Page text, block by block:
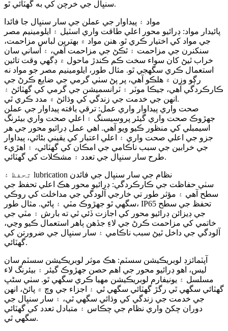
سنڀال جي خرچن کي به گھٽائي ٿو.
مواد ۽ پيداوار جي عملن جي سار سنڀال جا فائدا
پائيدار مواد: ڊرائيو محور اعلي طاقت واري اسٽيل ۽ ايلومينيم مصر
جي مواد کي اختيار ڪري ٿو. هنن مواد ۾ بهترين لباس مزاحمت،
سنکنرن جي مزاحمت ۽ ٿڪڻ جي مزاحمت آهي، ۽ آساني سان
خراب ٿيڻ کان سواء سخت ڪم ڪندڙ ماحول ۾ ڊگهي وقت تائين
استعمال ڪري سگهجي ٿو. مثال طور، ايلومينيم مصر جو مواد نه
رڳو وزن ۾ هلڪو آهي، پر پڻ سٺي گرمي جي ضايع ڪرڻ جي
ڪارڪردگي آهي، جيڪا موٽر ۽ ٽرانسميشن جي گرمي کي گهٽائڻ ۽
انهن جي خدمت جي زندگي کي وڌائڻ ۾ مدد ڪري ٿي.
صحت واري پيداوار واري عمل: ترقي يافته پيداوار جي عملن
جهڙوڪ صحت واري گيئر پروسيسنگ ۽ اعلي صحت واري بيئرنگ
اسيمبلي کي منظور ڪيو ويو آهي. اهي عمل ڊرائيو محور جي هر
جزو جي اعلي صحت واري ۽ اعلي اعتبار کي يقيني بڻائي، پيداوار
جي خرابين جي سبب ناڪامي جي امڪان کي گهٽائي، ۽ اهڙيء
طرح سار سنڀال جي تعدد ۽ مشڪلات کي گهٽائي.
تحفظ ۽ lubrication نظام جي سار سنڀال جي فائدن
سٺي حفاظت جي ڪارڪردگي: ڊرائيو محور هڪ اعلي تحفظ جي
سطح آهي ۽ مؤثر طور تي خارجي آلودگي جي مداخلت کي روڪي
سگهي ٿو جهڙوڪ مٽي ۽ پاڻي. مثال طور، IP65 تحفظ جي سطح
جي ڊيزائن ڊرائيو محور کي اجازت ڏئي ٿي ته بارش ۽ مٽي جي
خاتمي کي مزاحمت ڪرڻ جي لاءِ جڏهن ٻاهر استعمال ڪيو وڃي،
آلودگي جي داخل ٿيڻ سبب ناڪامي ۽ سار سنڀال جي ضرورتن کي
گهٽائي.
آپٽمائزڊ لوبريڪيشن سسٽم: هڪ موثر لوبريڪيشن سسٽم سان
ليس، اهو ڊرائيو محور جي اهم حصن جهڙوڪ گيئر ۽ بيئرنگ لاء
مسلسل ۽ يونيفارم لوبريڪيشن مهيا ڪري سگهي ٿو. سٺي سڻڀ
گھٽائي سگھي ٿي رگڙ گھٽائي سگھي ٿي ۽ اجزاء جي وچ ۾ پائڻ، انھن
جي خدمت جي زندگي کي وڌائي سگھي ٿي، ۽ سار سنڀال جي
دوران چکڻ واري نظام جي چڪاس ۽ متبادل تعدد کي گھٽائي
سگھي ٿي.